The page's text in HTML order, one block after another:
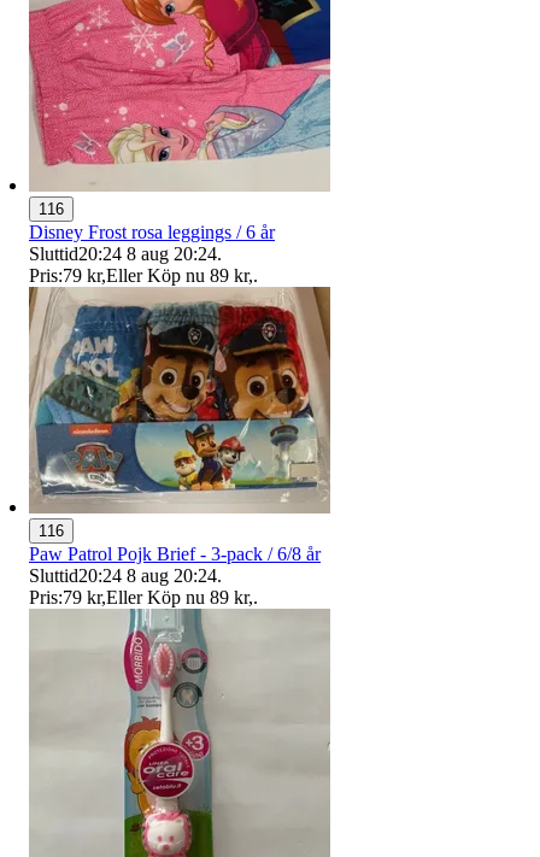
116
Disney Frost rosa leggings / 6 år
Sluttid20:24 8 aug 20:24.
Pris:79 kr,Eller Köp nu 89 kr,.
116
Paw Patrol Pojk Brief - 3-pack / 6/8 år
Sluttid20:24 8 aug 20:24.
Pris:79 kr,Eller Köp nu 89 kr,.